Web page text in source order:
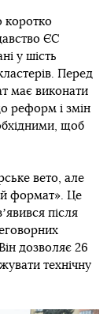
коротко
ЄС
у шість
Перед
має виконати
реформ і змін
щоб
вето, але
формат». Це
після
дозволяє 26
технічну